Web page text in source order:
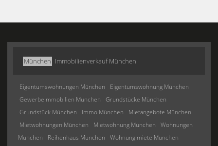
München Immobilienverkauf München
Eigentumswohnungen München
Eigentumswohnung München
Gewerbeimmobilien München
Grundstücke München
Grundstück München
Immo München
Mietangebote München
Mietwohnungen München
Mietwohnung München
Wohnungen
München
Reihenhaus München
Wohnung miete München